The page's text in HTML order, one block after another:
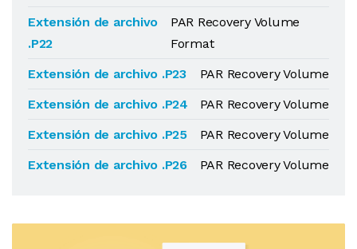
Extensión de archivo
.P22
PAR Recovery Volume
Format
Extensión de archivo .P23
PAR Recovery Volume
Extensión de archivo .P24
PAR Recovery Volume
Extensión de archivo .P25
PAR Recovery Volume
Extensión de archivo .P26
PAR Recovery Volume